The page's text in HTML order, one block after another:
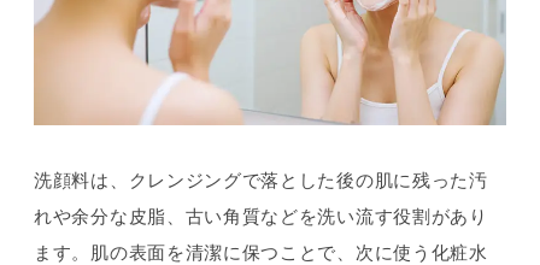
洗顔料は、クレンジングで落とした後の肌に残った汚
れや余分な皮脂、古い角質などを洗い流す役割があり
ます。肌の表面を清潔に保つことで、次に使う化粧水